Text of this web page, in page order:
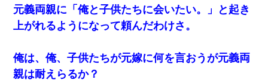
【GJ!】会社から帰宅中、広い駐車場にエンジンかけっ放しの車を
発見。しかも「ヒィ～」みたいな声も聞こえてきたので気になっ
て近寄ったら女の子がおっさんの下敷きになってた
妻と同居し始めたときから、よく妻が「どこかで音漏れしてな
い？音楽聞こえる」と言っていて…
元義両親に「俺と子供たちに会いたい。」と起き
上がれるようになって頼んだわけさ。
俺は、俺、子供たちが元嫁に何を言おうが元義両
親は耐えらるか？